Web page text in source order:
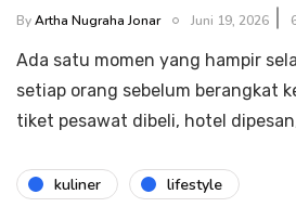
ByArtha Nugraha Jonar Juni 19, 2026
Ada satu momen yang hampir
setiap orang sebelum berangkat
tiket pesawat dibeli, hotel
kuliner lifestyle